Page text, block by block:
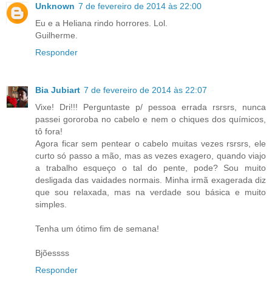
Unknown 7 de fevereiro de 2014 às 22:00
Eu e a Heliana rindo horrores. Lol.
Guilherme.
Responder
Bia Jubiart 7 de fevereiro de 2014 às 22:07
Vixe! Dri!!! Perguntaste p/ pessoa errada rsrsrs, nunca
passei gororoba no cabelo e nem o chiques dos químicos,
tô fora!
Agora ficar sem pentear o cabelo muitas vezes rsrsrs, ele
curto só passo a mão, mas as vezes exagero, quando viajo
a trabalho esqueço o tal do pente, pode? Sou muito
desligada das vaidades normais. Minha irmã exagerada diz
que sou relaxada, mas na verdade sou básica e muito
simples.
Tenha um ótimo fim de semana!
Bjõessss
Responder